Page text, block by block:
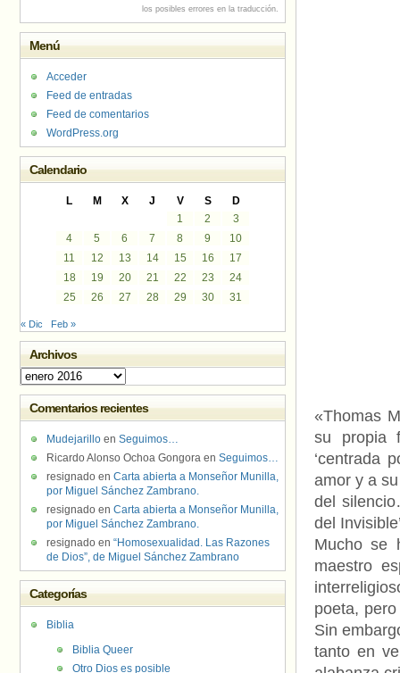
«Thomas
su propia
‘centrada
amor y a
del
del
Mucho se
maestro
poeta,
Sin
tanto en
los posibles errores en la traducción.
Menú
Acceder
Feed de entradas
Feed de comentarios
WordPress.org
Calendario
L M X J V S
D
1
2
3
4
5 6 7 8 9
10
11
12 13 14 15 16
17
18
19 20 21 22 23
24
25
26 27 28 29 30 31
« Dic Feb »
Archivos
Archivos
Comentarios recientes
Mudejarillo en Seguimos…
Ricardo Alonso Ochoa Gongora en Seguimos…
resignado en Carta abierta a Monseñor Munilla,
por Miguel Sánchez Zambrano.
resignado en Carta abierta a Monseñor Munilla,
por Miguel Sánchez Zambrano.
resignado en “Homosexualidad. Las Razones
de Dios”, de Miguel Sánchez Zambrano
Categorías
Biblia
Biblia Queer
Otro Dios es posible